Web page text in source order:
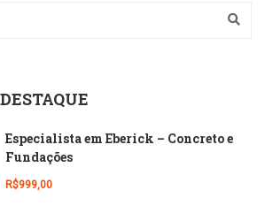
Especialista em Eberick – Concreto e
Fundações
R$999,00